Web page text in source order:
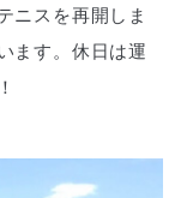
ニスを再開しま
ます。休日は運